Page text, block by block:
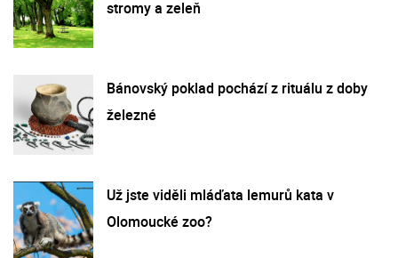
stromy a zeleň
Bánovský poklad pochází z rituálu z doby
železné
Už jste viděli mláďata lemurů kata v
Olomoucké zoo?